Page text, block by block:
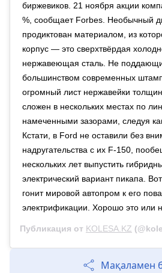
биржевиков. 21 ноября акции
%, сообщает Forbes. Необычный
продиктован материалом, из
корпус — это сверхтвёрдая
нержавеющая сталь. Не
большинством современных
огромный лист нержавейки
сложен в нескольких местах по
намеченными зазорами, следуя
Кстати, в Ford не оставили без
надругательства с их F-150,
нескольких лет выпустить
электрический вариант пикапа.
гонит мировой автопром к его
электрификации. Хорошо это или
Публикация от KOLESA.KZ
Мақаламен